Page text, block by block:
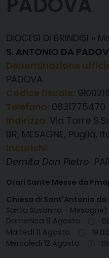
DIOCESI DI BRINDISI »
S. ANTONIO DA
Denominazione
PADOVA
Codice fiscale:
Telefono: 0831775470
Indirizzo: Via Torre
BR, MESAGNE, Puglia,
Incarichi
Demita Don Pietro
Orari Sante Messe da
Chiesa di Sant'Antonio
Santa Susanna - Mesagne)
Domenica 9 Agosto
Martedì 11 Agosto
19.00
Mercoledì 12 Agosto